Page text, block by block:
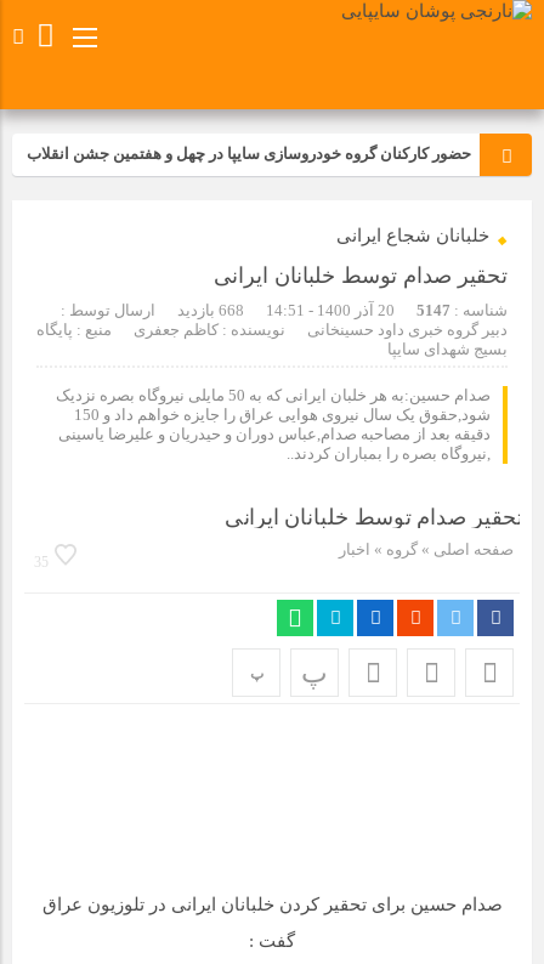
حضور کارکنان گروه خودروسازی سایپا در چهل و هفتمین جشن انقلاب
تجدید بیعت کارکنان شرکت پارس خودرو با آرمان های رهبر کبیر و فقید
انقلاب اسلامی ایران
مسابقات ورزشی در مگاموتوربا استقبال کارکنان برگزار شد
مراسم عزاداری و ذکرمصیبت سالروز شهادت امام محمدتقی(ع) در
تجربه‌ای میدانی از صنعت برای دانش‌آموزان فنی‌وحرفه‌ای؛ بازدید
مراسم بزرگداشت سالروز آزادسازی خرمشهر در شرکت پارس خودرو
مراسم گرامیداشت سالروز آزادسازی خرمشهر در نمازخانه فاطمیه
مگاموتور
خلبانان شجاع ایرانی
تحقیر صدام توسط خلبانان ایرانی
شناسه : 5147 20 آذر 1400 - 14:51
ارسال توسط :
دبیر گروه خبری داود حسینخانی
نویسنده : کاظم جعفری
منبع : پایگاه
بسیج شهدای سایپا
صدام حسین:به هر خلبان ایرانی که به 50 مایلی نیروگاه بصره نزدیک
شود,حقوق یک سال نیروی هوایی عراق را جایزه خواهم داد و 150
دقیقه بعد از مصاحبه صدام,عباس دوران و حیدریان و علیرضا یاسینی
,نیروگاه بصره را بمباران کردند..
صفحه اصلی » گروه » اخبار
35
پ پ
صدام حسین برای تحقیر کردن خلبانان ایرانی در تلوزیون عراق
گفت :